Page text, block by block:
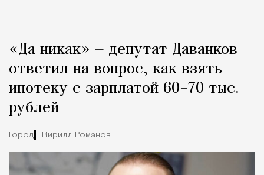
«Да никак» — депутат Даванков
ответил на вопрос, как взять
ипотеку с зарплатой 60–70 тыс.
рублей
Город Кирилл Романов